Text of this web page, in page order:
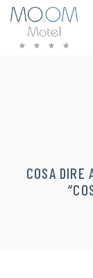
COSA DIRE